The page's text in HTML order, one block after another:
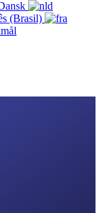
(Brasil)